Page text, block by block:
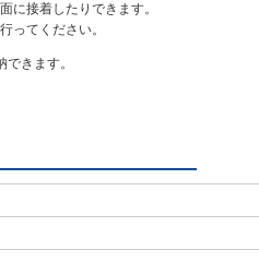
に接着したりできます。
ってください。
できます。